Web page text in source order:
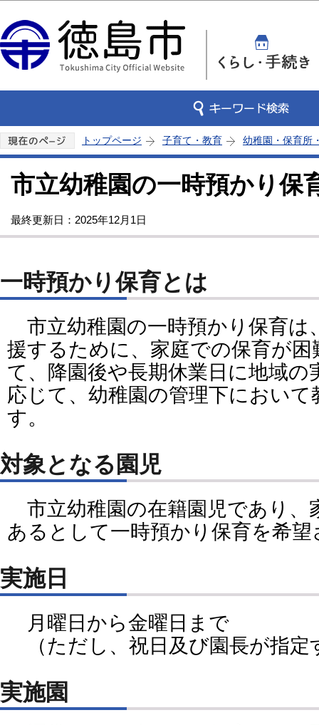
トップページ 子育て・教育 幼稚園・保育所
市立幼稚園の一時預かり保
最終更新日：2025年12月1日
一時預かり保育とは
市立幼稚園の一時預かり保育は
援するために、家庭での保育が
て、降園後や長期休業日に地域の
応じて、幼稚園の管理下におい
す。
対象となる園児
市立幼稚園の在籍園児であり、
あるとして一時預かり保育を希望
実施日
月曜日から金曜日まで
（ただし、祝日及び園長が指定
実施園